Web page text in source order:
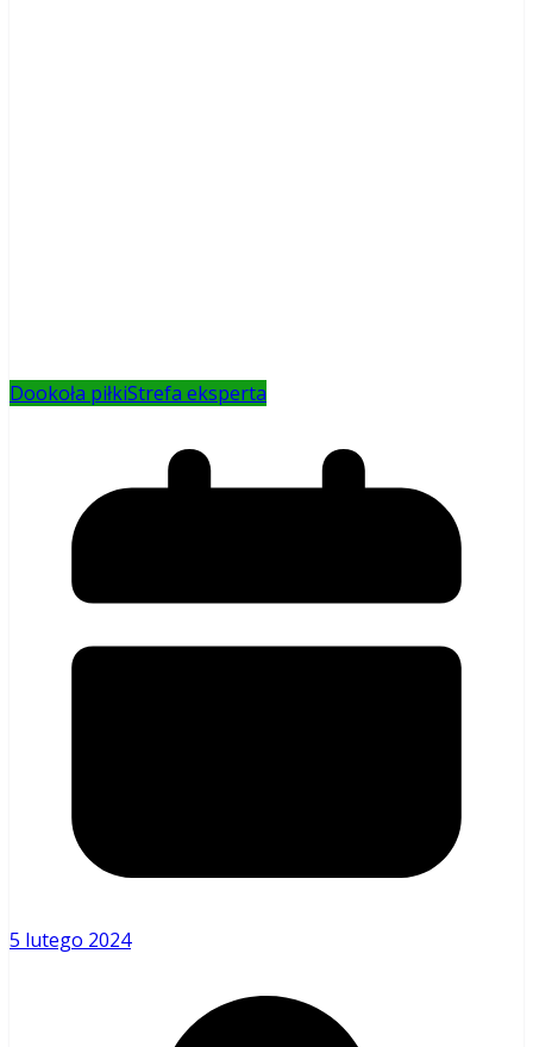
Dookoła piłkiStrefa eksperta
5 lutego 2024